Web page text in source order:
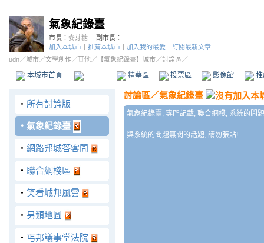
氣象紀錄臺
市長： 麥芽糖
副市長：
加入本城市
推薦本城市 加入我的最愛
訂閱最新文章
udn／城市／文學創作／其他 ／ 【氣象紀錄臺】城市／討論區／
本城市首頁 精華區 投票區 影像館
‧ 所有討論版
‧ 氣象紀錄臺
‧ 網路邦城答客問
‧ 聯合網棧區
‧ 笑看城邦風雲
‧ 另類地圖
‧ 丐邦議事堂法院
討論區／氣象紀錄臺
氣象紀錄臺, 專門記載, 聯合網棧, 系統的問
與系統的問題無關的話題, 請勿張貼!